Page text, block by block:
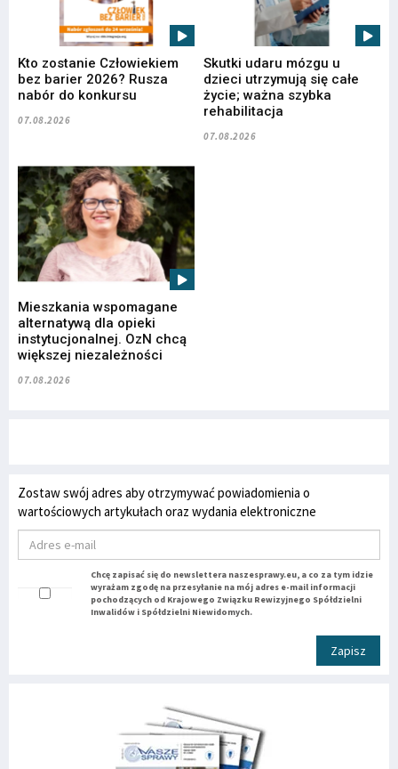
Kto zostanie Człowiekiem
bez barier 2026? Rusza
nabór do konkursu
07.08.2026
Skutki udaru mózgu u
dzieci utrzymują się całe
życie; ważna szybka
rehabilitacja
07.08.2026
Mieszkania wspomagane
alternatywą dla opieki
instytucjonalnej. OzN chcą
większej niezależności
07.08.2026
Zostaw swój adres aby otrzymywać powiadomienia o
wartościowych artykułach oraz wydania elektroniczne
Chcę zapisać się do newslettera naszesprawy.eu, a co za tym idzie
wyrażam zgodę na przesyłanie na mój adres e-mail informacji
pochodzących od Krajowego Związku Rewizyjnego Spółdzielni
Inwalidów i Spółdzielni Niewidomych.
Zapisz